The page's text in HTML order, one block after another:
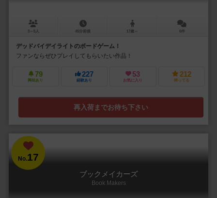
3～5人 45分前後 17歳～ 6件
デッドバイデイライトのボードゲーム！
ファンならぜひプレイしてもらいたい作品！
79
興味あり
227
経験あり
53
お気に入り
212
持ってる
再入荷までお待ち下さい
No.17
ブックメイカーズ
Book Makers